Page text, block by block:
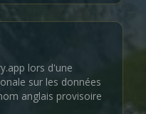
lors d'une
sur les données
anglais provisoire